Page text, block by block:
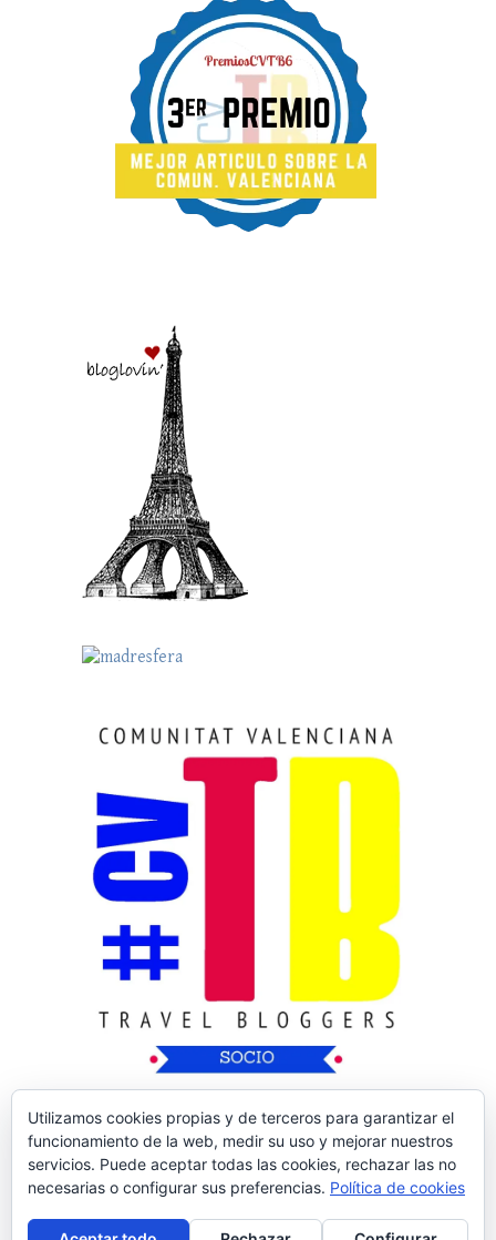
Copyright © 2026Nos Vamos de Rutica| Tema
Utilizamos cookies propias y de terceros para garantizar el
funcionamiento de la web, medir su uso y mejorar nuestros
servicios. Puede aceptar todas las cookies, rechazar las no
necesarias o configurar sus preferencias. Política de cookies